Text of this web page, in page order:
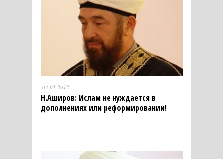
04.01.2012
Н.Аширов: Ислам не нуждается в
дополнениях или реформировании!